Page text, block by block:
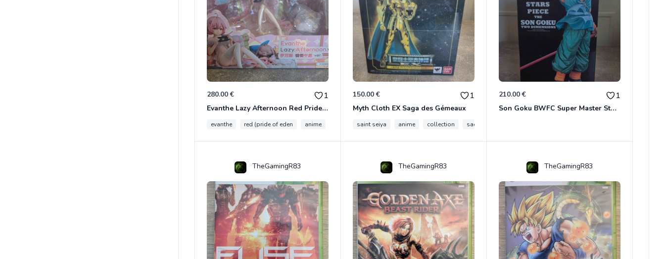
280.00 € 1
Evanthe Lazy Afternoon Red Pride of Eden
evanthe red (pride of eden anime collection
150.00 € 1
Myth Cloth EX Saga des Gémeaux
saint seiya anime collection saga des gemeaux
210.00 € 1
Son Goku BWFC Super Master Stars
TheGamingR83 TheGamingR83 TheGamingR83